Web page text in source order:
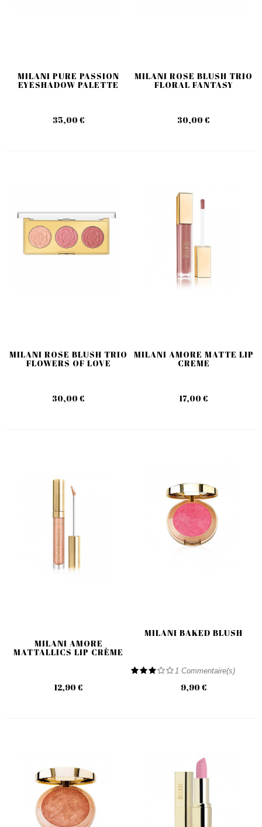
MILANI PURE PASSION
EYESHADOW PALETTE
35,00 €
MILANI ROSE BLUSH TRIO
FLORAL FANTASY
30,00 €
MILANI ROSE BLUSH TRIO
FLOWERS OF LOVE
30,00 €
MILANI AMORE MATTE LIP
CREME
17,00 €
MILANI AMORE
MATTALLICS LIP CRÈME
12,90 €
MILANI BAKED BLUSH
1 Commentaire(s)
9,90 €